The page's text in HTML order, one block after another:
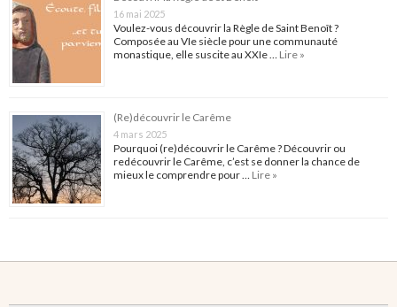
16 mai 2025
Voulez-vous découvrir la Règle de Saint Benoît ?
Composée au VIe siècle pour une communauté
monastique, elle suscite au XXIe … Lire »
(Re)découvrir le Carême
4 mars 2025
Pourquoi (re)découvrir le Carême ? Découvrir ou
redécouvrir le Carême, c’est se donner la chance de
mieux le comprendre pour … Lire »